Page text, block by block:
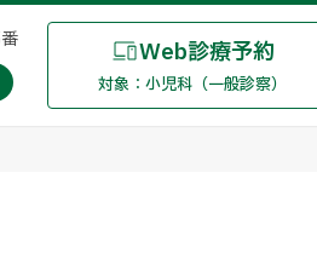
Web診療予約
対象：小児科（一般診察）